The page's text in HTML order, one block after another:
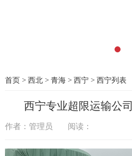
首页 > 西北 > 青海 > 西宁 > 西宁列表
西宁专业超限运输公
作者：管理员 阅读：